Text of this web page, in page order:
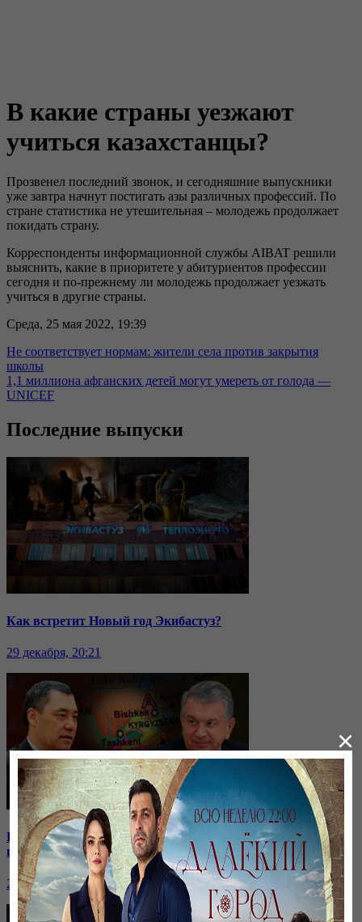
В какие страны уезжают
учиться казахстанцы?
Прозвенел последний звонок, и сегодняшние выпускники
уже завтра начнут постигать азы различных профессий. По
стране статистика не утешительная – молодежь продолжает
покидать страну.
Корреспонденты информационной службы AIBAT решили
выяснить, какие в приоритете у абитуриентов профессии
сегодня и по-прежнему ли молодежь продолжает уезжать
учиться в другие страны.
Среда, 25 мая 2022, 19:39
Не соответствует нормам: жители села против закрытия
школы
1,1 миллиона афганских детей могут умереть от голода —
UNICEF
Последние выпуски
Как встретит Новый год Экибастуз?
29 декабря, 20:21
Кыргызстан отдаёт водохранилище: на какие уступки
пошли соседи?
24 ноября, 20:44
×